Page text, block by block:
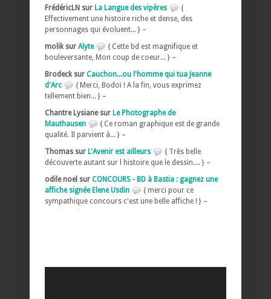
FrédéricLN sur La Langue des vipères
{
Effectivement une histoire riche et dense, des
personnages qui évoluent... } –
molik sur Alyte
{ Cette bd est magnifique et
bouleversante, Mon coup de coeur... } –
Brodeck sur Cauchon...ou l'homme qui tua Jeanne
d'Arc
{ Merci, Bodoï ! A la fin, vous exprimez
tellement bien... } –
Chantre Lysiane sur Le Photographe de
Mauthausen
{ Ce roman graphique est de grande
qualité. Il parvient à... } –
Thomas sur L'Avenir est ailleurs
{ Très belle
découverte autant sur l histoire que le dessin.... } –
odile noel sur CONCOURS - BD à Bastia : gagnez une
affiche signée Elene Usdin
{ merci pour ce
sympathique concours c'est une belle affiche ! } –